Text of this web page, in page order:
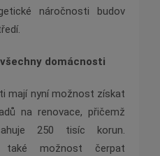
náročnosti budov
domácnosti
mají nyní možnost získat
na renovace, přičemž
250 tisíc korun.
také možnost čerpat